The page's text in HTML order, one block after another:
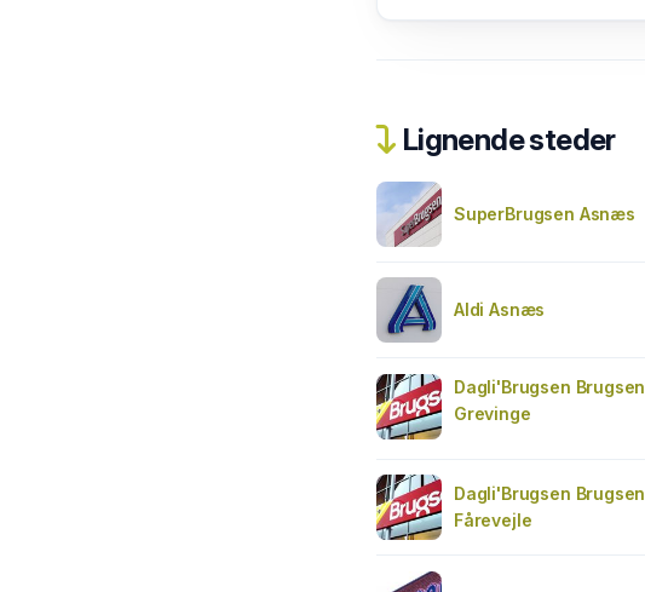
Lignende steder
SuperBrugsen Asnæs
Aldi Asnæs
Dagli'Brugsen Brugsen
Grevinge
Dagli'Brugsen Brugsen
Fårevejle